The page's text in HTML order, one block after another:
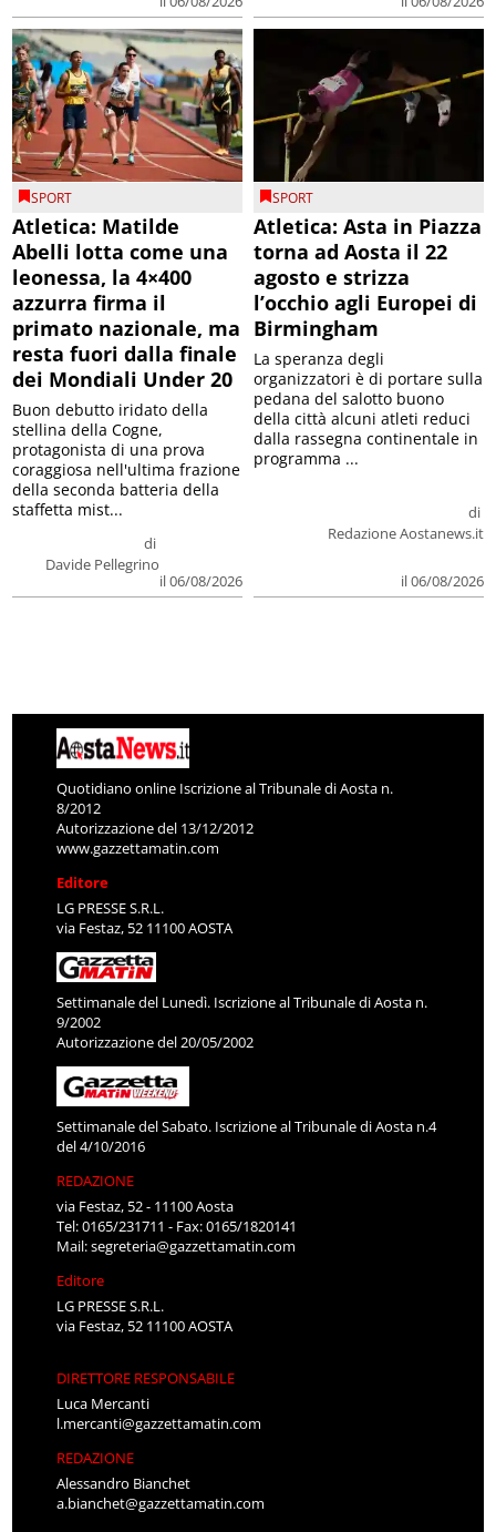
SPORT
Atletica: Matilde
Abelli lotta come una
leonessa, la 4×400
azzurra firma il
primato nazionale, ma
resta fuori dalla finale
dei Mondiali Under 20
di
Davide Pellegrino
il 06/08/2026
Buon debutto iridato della
stellina della Cogne,
protagonista di una prova
coraggiosa nell'ultima frazione
della seconda batteria della
staffetta mist...
SPORT
Atletica: Asta in Piazza
torna ad Aosta il 22
agosto e strizza
l’occhio agli Europei di
Birmingham
di
Redazione Aostanews.it
il 06/08/2026
La speranza degli
organizzatori è di portare sulla
pedana del salotto buono
della città alcuni atleti reduci
dalla rassegna continentale in
programma ...
Quotidiano online Iscrizione al Tribunale di Aosta n.
8/2012
Autorizzazione del 13/12/2012
www.gazzettamatin.com
Editore
LG PRESSE S.R.L.
via Festaz, 52 11100 AOSTA
Settimanale del Lunedì. Iscrizione al Tribunale di Aosta n.
9/2002
Autorizzazione del 20/05/2002
Settimanale del Sabato. Iscrizione al Tribunale di Aosta n.4
del 4/10/2016
REDAZIONE
via Festaz, 52 - 11100 Aosta
Tel: 0165/231711 - Fax: 0165/1820141
Mail:segreteria@gazzettamatin.com
Editore
LG PRESSE S.R.L.
via Festaz, 52 11100 AOSTA
DIRETTORE RESPONSABILE
Luca Mercanti
l.mercanti@gazzettamatin.com
REDAZIONE
Alessandro Bianchet
a.bianchet@gazzettamatin.com